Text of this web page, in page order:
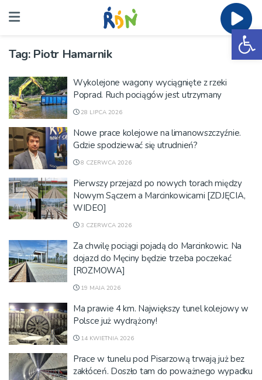
Tag: Piotr Hamarnik
Wykolejone wagony wyciągnięte z rzeki
Poprad. Ruch pociągów jest utrzymany
28 LIPCA 2026
Nowe prace kolejowe na limanowszczyźnie.
Gdzie spodziewać się utrudnień?
8 CZERWCA 2026
Pierwszy przejazd po nowych torach między
Nowym Sączem a Marcinkowicami [ZDJĘCIA,
WIDEO]
3 CZERWCA 2026
Za chwilę pociągi pojadą do Marcinkowic. Na
dojazd do Męciny będzie trzeba poczekać
[ROZMOWA]
19 MAJA 2026
Ma prawie 4 km. Największy tunel kolejowy w
Polsce już wydrążony!
14 KWIETNIA 2026
Prace w tunelu pod Pisarzową trwają już bez
zakłóceń. Doszło tam do poważnego wypadku